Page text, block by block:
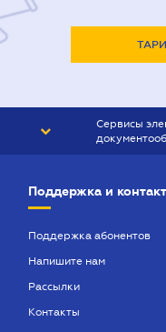
Сервисы
Поддержка и
Поддержка абонентов
Напишите нам
Рассылки
Контакты